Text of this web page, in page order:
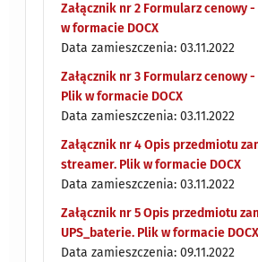
Załącznik nr 2 Formularz cenowy
w formacie DOCX
Data zamieszczenia: 03.11.2022
Załącznik nr 3 Formularz cenowy
Plik w formacie DOCX
Data zamieszczenia: 03.11.2022
Załącznik nr 4 Opis przedmiotu
streamer. Plik w formacie DOCX
Data zamieszczenia: 03.11.2022
Załącznik nr 5 Opis przedmiotu
UPS_baterie. Plik w formacie
Data zamieszczenia: 09.11.2022